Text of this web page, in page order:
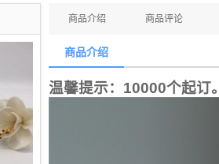
商品介绍 商品评论
商品介绍
温馨提示：10000个起订。